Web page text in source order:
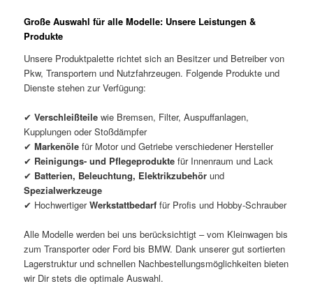
Große Auswahl für alle Modelle: Unsere Leistungen &
Produkte
Unsere Produktpalette richtet sich an Besitzer und Betreiber von
Pkw, Transportern und Nutzfahrzeugen. Folgende Produkte und
Dienste stehen zur Verfügung:
✔Verschleißteilewie Bremsen, Filter, Auspuffanlagen,
Kupplungen oder Stoßdämpfer
✔Markenölefür Motor und Getriebe verschiedener Hersteller
✔ Reinigungs- und Pflegeprodukte für Innenraum und Lack
✔ Batterien, Beleuchtung, Elektrikzubehörund
Spezialwerkzeuge
✔ HochwertigerWerkstattbedarf für Profis und Hobby-Schrauber
Alle Modelle werden bei uns berücksichtigt – vom Kleinwagen bis
zum Transporter oder Ford bis BMW. Dank unserer gut sortierten
Lagerstruktur und schnellen Nachbestellungsmöglichkeiten bieten
wir Dir stets die optimale Auswahl.